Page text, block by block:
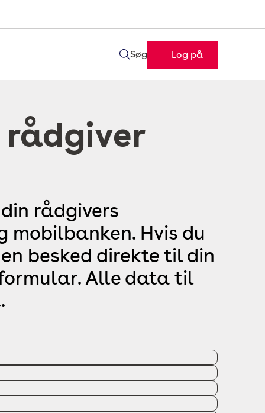
Søg Log på
rådgiver
rådgivers
Hvis du
besked direkte til din
Alle data til